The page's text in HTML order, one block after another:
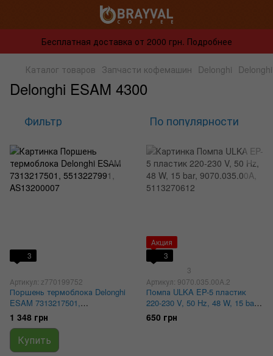
Бесплатная доставка от 2000 грн. Подробнее
Каталог товаров Запчасти кофемашин Delonghi
Delonghi ESAM 4300
Фильтр По популярности
3
Артикул: z770199752
Поршень термоблока Delonghi
ESAM 7313217501,
5513227991, AS13200007
1 348 грн
Купить
Акция
3
3
Артикул: 9070.035.00A.2
Помпа ULKA EP-5 пластик
220-230 V, 50 Hz, 48 W, 15 bar,
9070.035.00A, 5113270612
650 грн